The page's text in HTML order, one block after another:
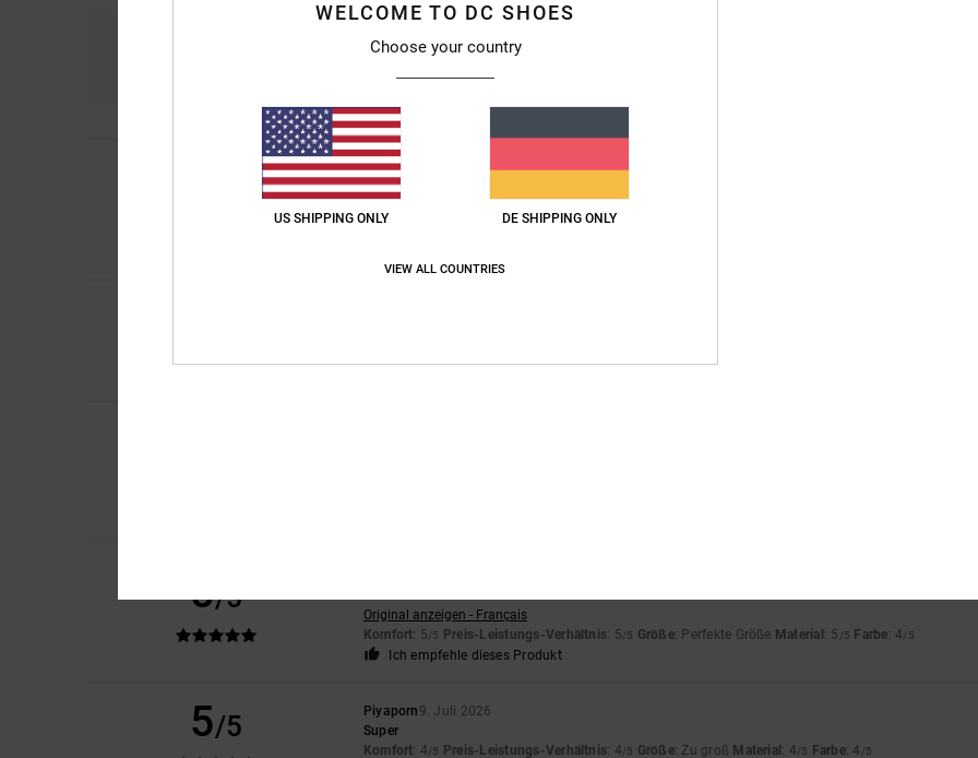
Preis-Leistungs-Verhältnis
Michael 10. Juli 2026
Super bequem und genau so, wie ich es mir vorgestellt habe
Original anzeigen - Français
5/5
Original anzeigen - Français
Komfort: 5/5 Preis-Leistungs-Verhältnis: 5/5 Größe: Perfekte Größe Material : 5 /5 Farbe: 4/5
Ich empfehle dieses Produkt
5/5 Piyaporn 9. Juli 2026
Super
Komfort: 4/5 Preis-Leistungs-Verhältnis: 4/5 Größe: Zu groß Material : 4/5 Farbe: 4 /5
WELCOME TO DC SHOES
Choose your country
US SHIPPING ONLY DE SHIPPING ONLY
VIEW ALL COUNTRIES